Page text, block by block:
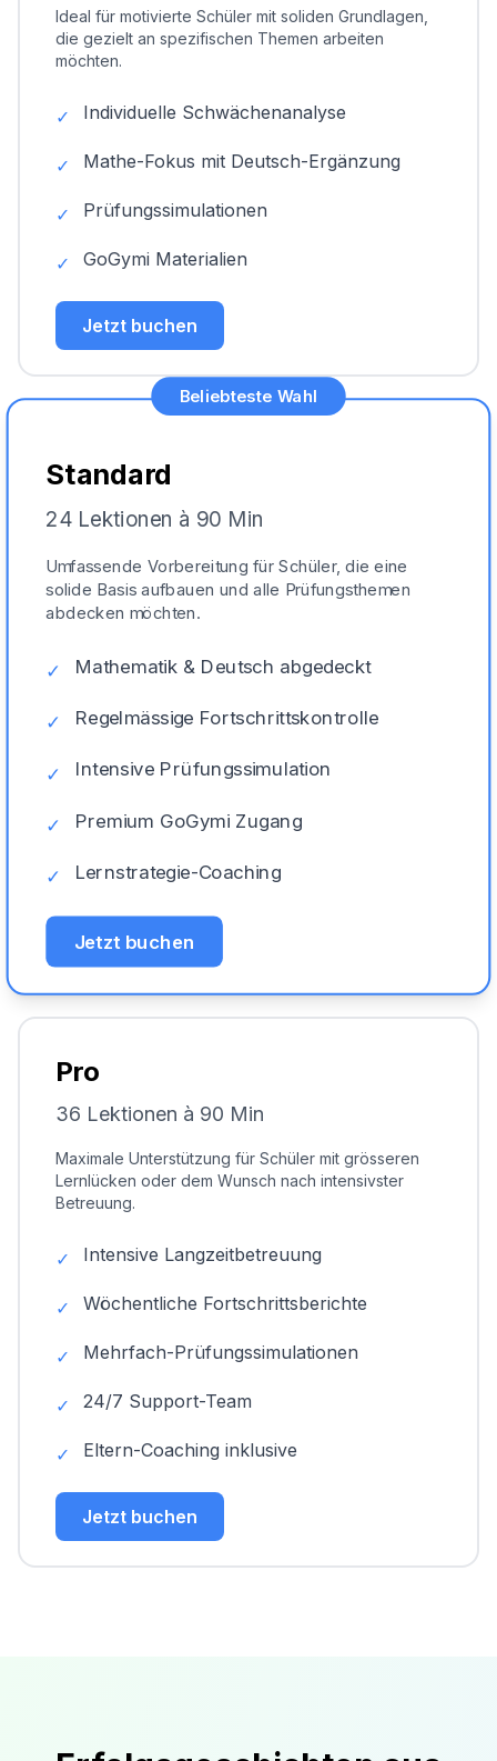
Ideal für motivierte Schüler mit soliden Grundlagen,
die gezielt an spezifischen Themen arbeiten
möchten.
✓ Individuelle Schwächenanalyse
✓ Mathe-Fokus mit Deutsch-Ergänzung
✓ Prüfungssimulationen
✓ GoGymi Materialien
Jetzt buchen
Beliebteste Wahl
Standard
24 Lektionen à 90 Min
Umfassende Vorbereitung für Schüler, die eine
solide Basis aufbauen und alle Prüfungsthemen
abdecken möchten.
✓ Mathematik & Deutsch abgedeckt
✓ Regelmässige Fortschrittskontrolle
✓ Intensive Prüfungssimulation
✓ Premium GoGymi Zugang
✓ Lernstrategie-Coaching
Jetzt buchen
Pro
36 Lektionen à 90 Min
Maximale Unterstützung für Schüler mit grösseren
Lernlücken oder dem Wunsch nach intensivster
Betreuung.
✓ Intensive Langzeitbetreuung
✓ Wöchentliche Fortschrittsberichte
✓ Mehrfach-Prüfungssimulationen
✓ 24/7 Support-Team
✓ Eltern-Coaching inklusive
Jetzt buchen